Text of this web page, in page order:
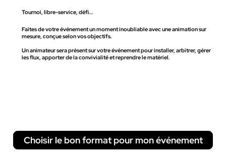
Tournoi, libre-service, défi...
Faites de votre événement un moment inoubliable avec une animation sur
mesure, conçue selon vos objectifs.
Un animateur sera présent sur votre événement pour installer, arbitrer, gérer
les flux, apporter de la convivialité et reprendre le matériel.
Choisir le bon format pour mon événement